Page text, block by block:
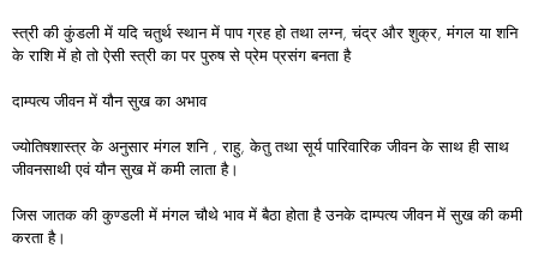
स्त्री की कुंडली में यदि चतुर्थ स्थान में पाप ग्रह हो तथा लग्न, चंद्र और शुक्र, मंगल या शनि
के राशि में हो तो ऐसी स्त्री का पर पुरुष से प्रेम प्रसंग बनता है
दाम्पत्य जीवन में यौन सुख का अभाव
ज्योतिषशास्त्र के अनुसार मंगल शनि , राहु, केतु तथा सूर्य पारिवारिक जीवन के साथ ही साथ
जीवनसाथी एवं यौन सुख में कमी लाता है।
जिस जातक की कुण्डली में मंगल चौथे भाव में बैठा होता है उनके दाम्पत्य जीवन में सुख की कमी
करता है।